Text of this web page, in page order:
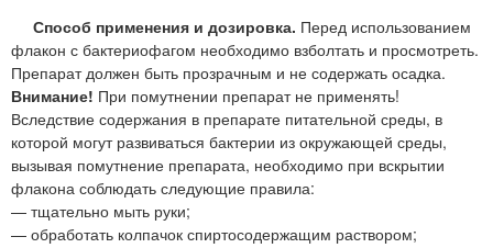
Способ применения и дозировка. Перед использованием
флакон с бактериофагом необходимо взболтать и просмотреть.
Препарат должен быть прозрачным и не содержать осадка.
Внимание! При помутнении препарат не применять!
Вследствие содержания в препарате питательной среды, в
которой могут развиваться бактерии из окружающей среды,
вызывая помутнение препарата, необходимо при вскрытии
флакона соблюдать следующие правила:
— тщательно мыть руки;
— обработать колпачок спиртосодержащим раствором;